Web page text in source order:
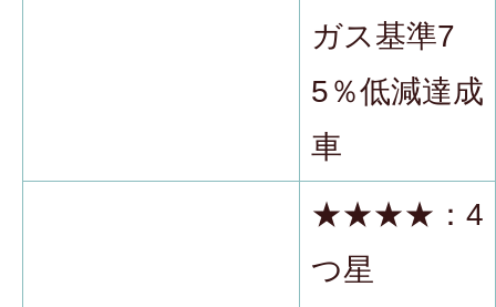
ガス基準7
5％低減達成
車
★★★★：4
つ星